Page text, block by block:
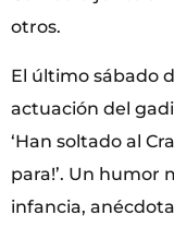
otros.
El último sábado
actuación del
‘Han soltado al
para!’. Un humor
infancia,